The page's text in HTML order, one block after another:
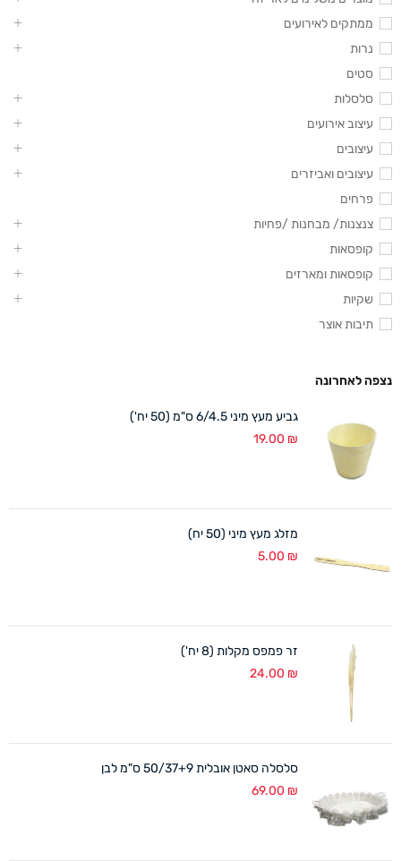
ממתקים לאירועים
נרות
סטים
סלסלות
עיצוב אירועים
עיצובים
עיצובים ואביזרים
פרחים
צנצנות/ מבחנות /פחיות
קופסאות
קופסאות ומארזים
שקיות
תיבות אוצר
נצפה לאחרונה
גביע מעץ מיני 6/4.5 ס"מ (50 יח')
19.00 ₪
מזלג מעץ מיני (50 יח)
5.00 ₪
זר פמפס מקלות (8 יח')
24.00 ₪
סלסלה סאטן אובלית 50/37+9 ס"מ לבן
69.00 ₪